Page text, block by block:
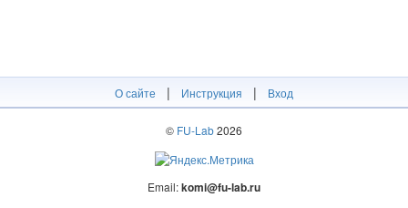
О сайте | Инструкция | Вход
© FU-Lab2026
Email:komi@fu-lab.ru